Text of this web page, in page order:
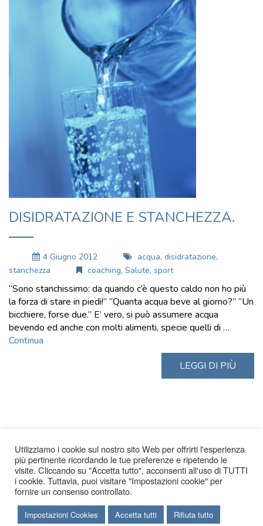
DISIDRATAZIONE E STANCHEZZA.
4 Giugno 2012 acqua, disidratazione,
stanchezza
coaching, Salute, sport
“Sono stanchissimo: da quando c’è questo caldo non ho più
la forza di stare in piedi!” “Quanta acqua beve al giorno?” “Un
bicchiere, forse due.” E’ vero, si può assumere acqua
bevendo ed anche con molti alimenti, specie quelli di …
Continua
LEGGI DI PIÙ
Utilizziamo i cookie sul nostro sito Web per offrirti l'esperienza
più pertinente ricordando le tue preferenze e ripetendo le
visite. Cliccando su "Accetta tutto", acconsenti all'uso di TUTTI
i cookie. Tuttavia, puoi visitare "Impostazioni cookie" per
fornire un consenso controllato.
Impostazioni Cookies Accetta tutti Rifiuta tutto